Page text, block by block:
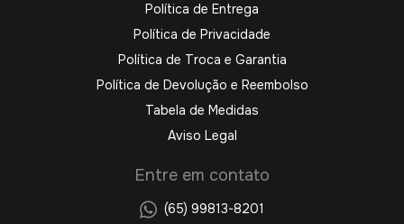
Política de Entrega
Política de Privacidade
Política de Troca e Garantia
Política de Devolução e Reembolso
Tabela de Medidas
Aviso Legal
Entre em contato
(65) 99813-8201